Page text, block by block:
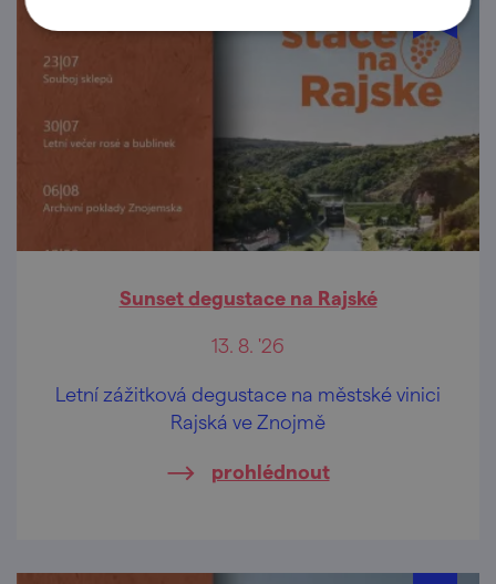
Sunset degustace na Rajské
13. 8. '26
Letní zážitková degustace na městské vinici
Rajská ve Znojmě
prohlédnout